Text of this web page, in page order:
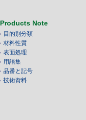
Products Note
目的別分類
材料性質
表面処理
用語集
品番と記号
技術資料